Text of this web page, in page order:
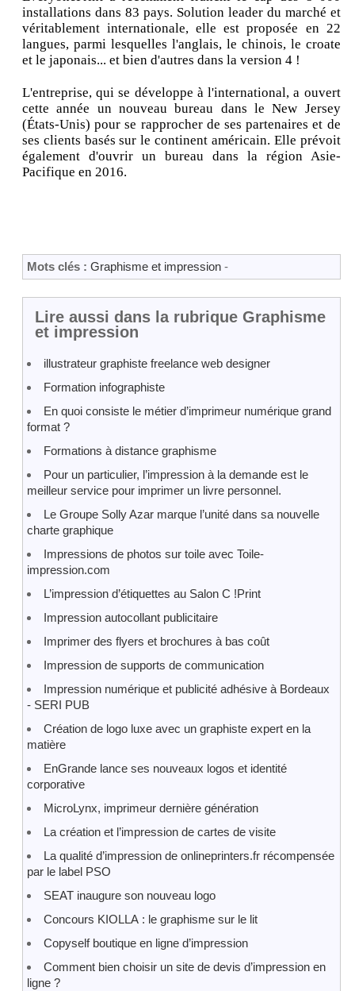
installations dans 83 pays. Solution leader du marché et
véritablement internationale, elle est proposée en 22
langues, parmi lesquelles l'anglais, le chinois, le croate
et le japonais... et bien d'autres dans la version 4 !
L'entreprise, qui se développe à l'international, a ouvert
cette année un nouveau bureau dans le New Jersey
(États-Unis) pour se rapprocher de ses partenaires et de
ses clients basés sur le continent américain. Elle prévoit
également d'ouvrir un bureau dans la région Asie-
Pacifique en 2016.
Mots clés : Graphisme et impression -
Lire aussi dans la rubrique Graphisme
et impression
illustrateur graphiste freelance web designer
Formation infographiste
En quoi consiste le métier d’imprimeur numérique grand
format ?
Formations à distance graphisme
Pour un particulier, l’impression à la demande est le
meilleur service pour imprimer un livre personnel.
Le Groupe Solly Azar marque l’unité dans sa nouvelle
charte graphique
Impressions de photos sur toile avec Toile-
impression.com
L’impression d’étiquettes au Salon C !Print
Impression autocollant publicitaire
Imprimer des flyers et brochures à bas coût
Impression de supports de communication
Impression numérique et publicité adhésive à Bordeaux
- SERI PUB
Création de logo luxe avec un graphiste expert en la
matière
EnGrande lance ses nouveaux logos et identité
corporative
MicroLynx, imprimeur dernière génération
La création et l’impression de cartes de visite
La qualité d’impression de onlineprinters.fr récompensée
par le label PSO
SEAT inaugure son nouveau logo
Concours KIOLLA : le graphisme sur le lit
Copyself boutique en ligne d’impression
Comment bien choisir un site de devis d’impression en
ligne ?